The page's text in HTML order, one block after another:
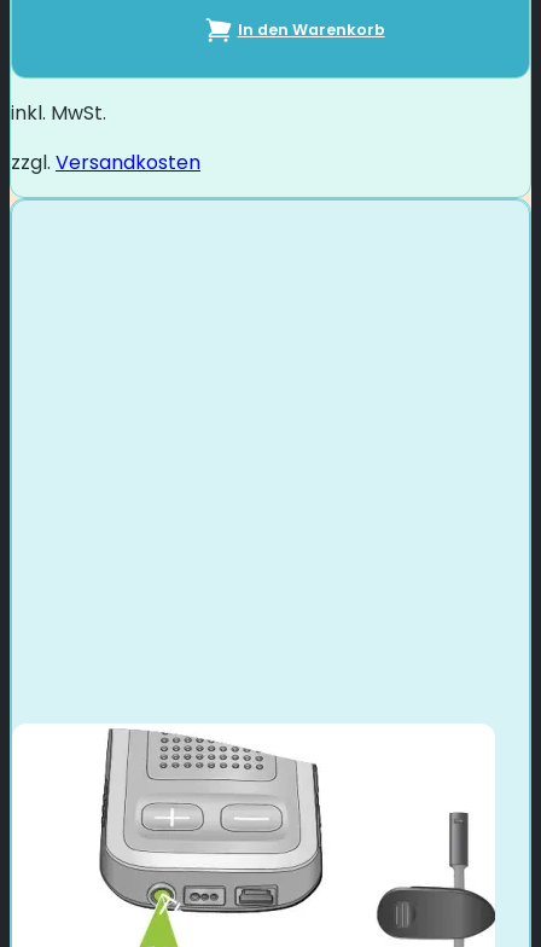
In den Warenkorb
inkl. MwSt.
zzgl. Versandkosten